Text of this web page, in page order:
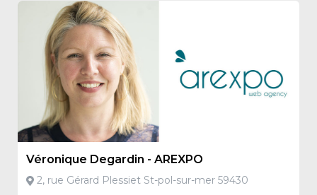
Véronique Degardin - AREXPO
2, rue Gérard Plessiet St-pol-sur-mer 59430